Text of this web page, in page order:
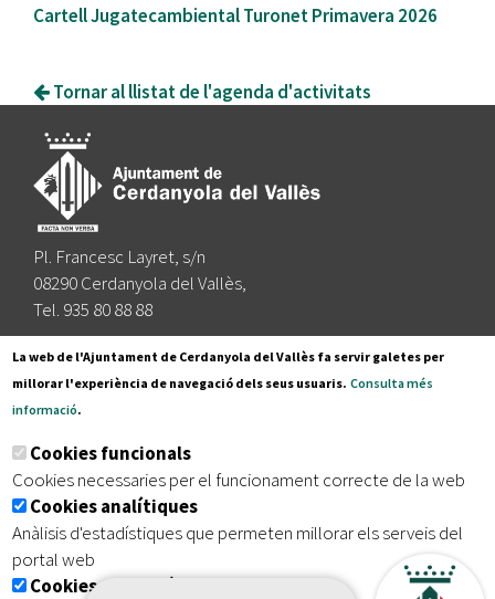
Cartell Jugatecambiental Turonet Primavera 2026
Tornar al llistat de l'agenda d'activitats
Pl. Francesc Layret, s/n
08290 Cerdanyola del Vallès,
Tel. 935 80 88 88
Segueix-nos a:
Subscriu-te al nostre butlletí
Inici | Avís legal | Protecció de dades
| Accessibilitat
La web de l'Ajuntament de Cerdanyola del Vallès fa servir galetes per
millorar l'experiència de navegació dels seus usuaris. Consulta més
informació.
Cookies funcionals
Cookies necessaries per el funcionament correcte de la web
Cookies analítiques
Anàlisis d'estadístiques que permeten millorar els serveis del
portal web
Cookies publicitàries